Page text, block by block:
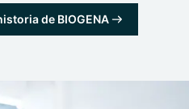
de BIOGENA